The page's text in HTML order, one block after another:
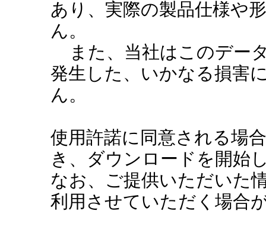
あり、実際の製品仕様や
ん。
また、当社はこのデー
発生した、いかなる損害
ん。
使用許諾に同意される場
き、ダウンロードを開始
なお、ご提供いただいた
利用させていただく場合